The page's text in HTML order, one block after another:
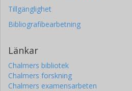
Tillgänglighet
Bibliografibearbetning
Länkar
Chalmers bibliotek
Chalmers forskning
Chalmers examensarbeten